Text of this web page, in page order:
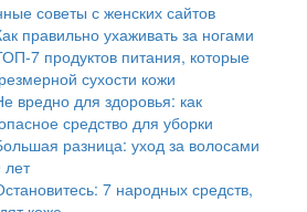
советы с женских сайтов
правильно ухаживать за ногами
7 продуктов питания, которые
сухости кожи
вредно для здоровья: как
средство для уборки
разница: уход за волосами
лет
7 народных средств,